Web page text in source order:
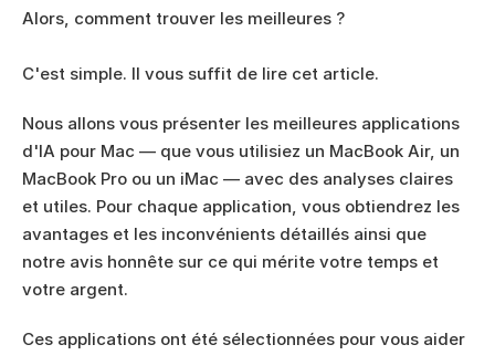
Alors, comment trouver les meilleures ?
C'est simple. Il vous suffit de lire cet article.
Nous allons vous présenter les meilleures applications
d'IA pour Mac — que vous utilisiez un MacBook Air, un
MacBook Pro ou un iMac — avec des analyses claires
et utiles. Pour chaque application, vous obtiendrez les
avantages et les inconvénients détaillés ainsi que
notre avis honnête sur ce qui mérite votre temps et
votre argent.
Ces applications ont été sélectionnées pour vous aider